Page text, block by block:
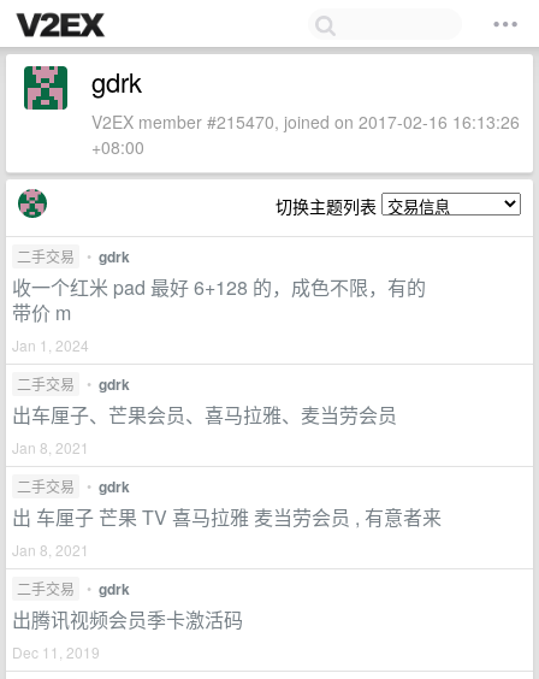
gdrk
V2EX member #215470, joined on 2017-02-16 16:13:26
+08:00
切换主题列表
二手交易 • gdrk
收一个红米 pad 最好 6+128 的，成色不限，有的
带价 m
Jan 1, 2024
二手交易
• gdrk
出车厘子、芒果会员、喜马拉雅、麦当劳会员
Jan 8, 2021
二手交易
• gdrk
出 车厘子 芒果 TV 喜马拉雅 麦当劳会员 , 有意者来
Jan 8, 2021
二手交易
• gdrk
出腾讯视频会员季卡激活码
Dec 11, 2019